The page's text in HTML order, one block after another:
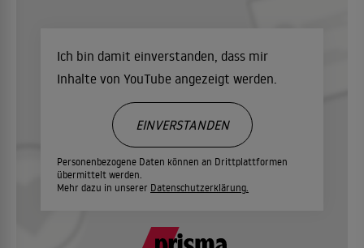
Ich bin damit einverstanden, dass mir
Inhalte von YouTube angezeigt werden.
Personenbezogene Daten können an Drittplattformen
übermittelt werden.
Mehr dazu in unserer Datenschutzerklärung.
EINVERSTANDEN